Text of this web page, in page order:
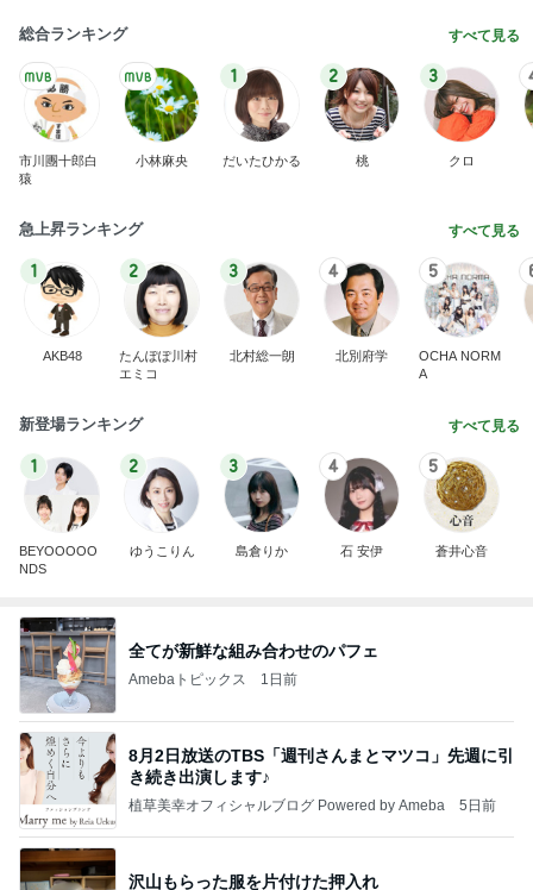
総合ランキング すべて見る
市川團十郎白
猿
小林麻央
1
だいたひかる
2
桃
3
クロ
急上昇ランキング すべて見る
1
AKB48
2
たんぽぽ川村
エミコ
3
北村総一朗
4
北別府学
5
OCHA NORM
A
新登場ランキング すべて見る
1
BEYOOOOO
NDS
2
ゆうこりん
3
島倉りか
4
石 安伊
5
蒼井心音
全てが新鮮な組み合わせのパフェ
Amebaトピックス 1日前
8月2日放送のTBS「週刊さんまとマツコ」先週に引
き続き出演します♪
植草美幸オフィシャルブログ Powered by Ameba 5日前
沢山もらった服を片付けた押入れ